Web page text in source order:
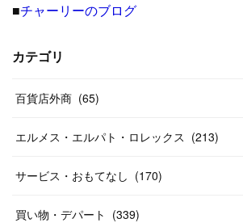
(8 )
(17
(12)
19)
(13
(14)
27)
(29
(24)
(26
31
(26
(20)
(14
(46
40
(55
(38)
(20
(31
58)
(33
(46)
(20
■チャーリーのブログ
カテゴリ
百貨店外商 (65)
エルメス・エルパト・ロレックス (213)
サービス・おもてなし (170)
買い物・デパート (339)